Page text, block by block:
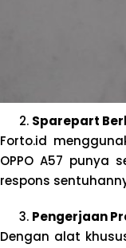
Sparepart
Forto.id
OPPO A57
respons
Pengerjaan
Dengan alat